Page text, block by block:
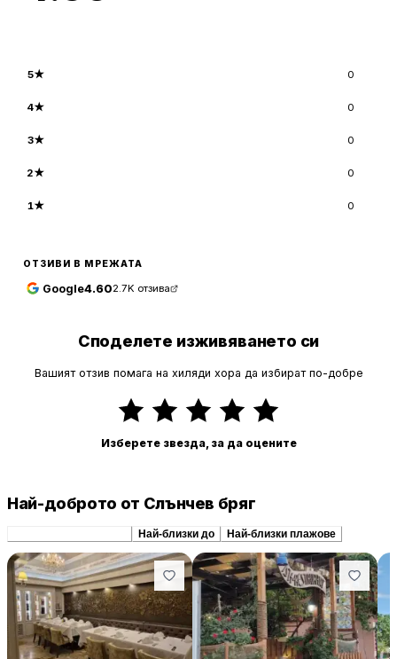
5★ 0
4★ 0
3★ 0
2★ 0
1★ 0
ОТЗИВИ В МРЕЖАТА
Google4.602.7K отзива
Споделете изживяването си
Вашият отзив помага на хиляди хора да избират по-добре
Изберете звезда, за да оцените
Най-доброто от Слънчев бряг
Най-близки до Най-близки плажове